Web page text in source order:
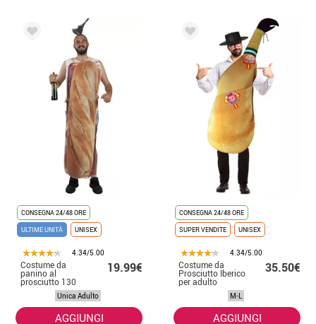
CONSEGNA 24/48 ORE
ULTIME UNITÀ
UNISEX
4.34/5.00
Costume da
panino al
prosciutto 130
cm. per adulti
19.99€
Unica Adulto
AGGIUNGI
CONSEGNA 24/48 ORE
SUPER VENDITE
UNISEX
4.34/5.00
Costume da
Prosciutto Iberico
per adulto
35.50€
M-L
AGGIUNGI